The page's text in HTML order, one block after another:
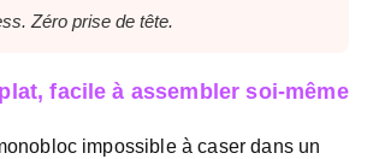
Zéro prise de tête.
facile à assembler soi-même
impossible à caser dans un